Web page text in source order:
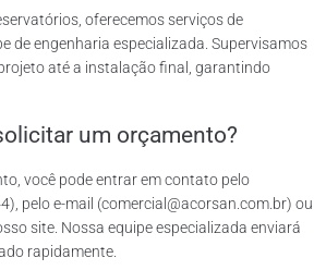
oferecemos serviços de
de engenharia especializada. Supervisamos
até a instalação final, garantindo
um orçamento?
você pode entrar em contato pelo
pelo e-mail (comercial@acorsan.com.br) ou
site. Nossa equipe especializada enviará
rapidamente.